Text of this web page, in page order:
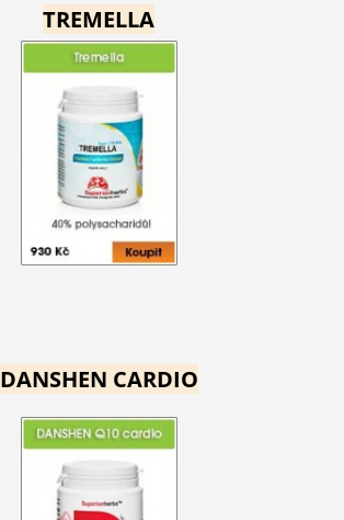
TREMELLA
DANSHEN CARDIO